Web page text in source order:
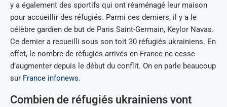
y a également des sportifs qui ont réaménagé leur maison
pour accueillir des réfugiés. Parmi ces derniers, il y a le
célèbre gardien de but de Paris Saint-Germain, Keylor Navas.
Ce dernier a recueilli sous son toit 30 réfugiés ukrainiens. En
effet, le nombre de réfugiés arrivés en France ne cesse
d’augmenter depuis le début du conflit. On en parle beaucoup
sur France infonews.
Combien de réfugiés ukrainiens vont